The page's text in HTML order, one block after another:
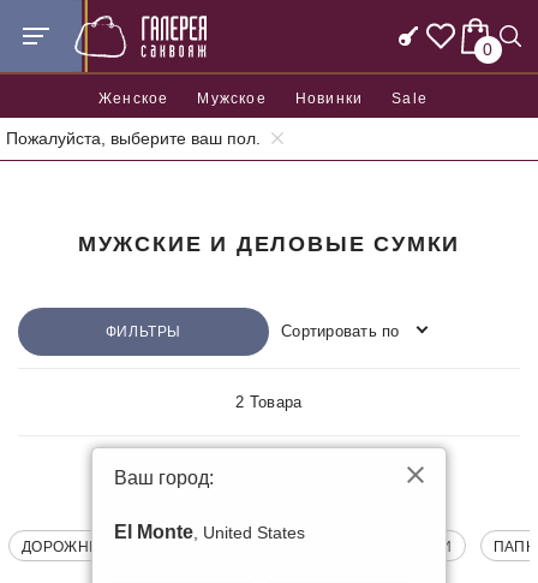
0
Женское Мужское Новинки Sale
Пожалуйста, выберите ваш пол.
Главная Мужские и деловые сумки
МУЖСКИЕ И ДЕЛОВЫЕ СУМКИ
ФИЛЬТРЫ Сортировать по
2 Товара
ДОРОЖНЫЕ КОШЕЛЬКИ КЛАССИЧЕСКИЕ ПОРТФЕЛИ
Ваш город:
El Monte , United States